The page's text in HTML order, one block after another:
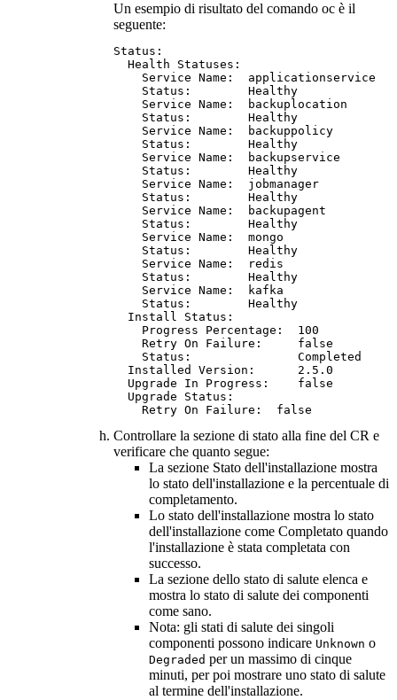
Un esempio di risultato del comando oc è il
seguente:
Status:
  Health Statuses:
    Service Name:  applicationservice
    Status:        Healthy
    Service Name:  backuplocation
    Status:        Healthy
    Service Name:  backuppolicy
    Status:        Healthy
    Service Name:  backupservice
    Status:        Healthy
    Service Name:  jobmanager
    Status:        Healthy
    Service Name:  backupagent
    Status:        Healthy
    Service Name:  mongo
    Status:        Healthy
    Service Name:  redis
    Status:        Healthy
    Service Name:  kafka
    Status:        Healthy
  Install Status:
    Progress Percentage:  100
    Retry On Failure:     false
    Status:               Completed
  Installed Version:      2.5.0
  Upgrade In Progress:    false
  Upgrade Status:
Controllare la sezione di stato alla fine del CR e
verificare che quanto segue:
La sezione Stato dell'installazione mostra
lo stato dell'installazione e la percentuale di
completamento.
Lo stato dell'installazione mostra lo stato
dell'installazione come Completato quando
l'installazione è stata completata con
successo.
La sezione dello stato di salute elenca e
mostra lo stato di salute dei componenti
come sano.
Nota: gli stati di salute dei singoli
componenti possono indicare Unknown o
Degraded per un massimo di cinque
minuti, per poi mostrare uno stato di salute
al termine dell'installazione.